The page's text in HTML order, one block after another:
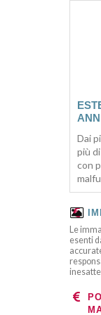
Dai
più
con
Le
esenti